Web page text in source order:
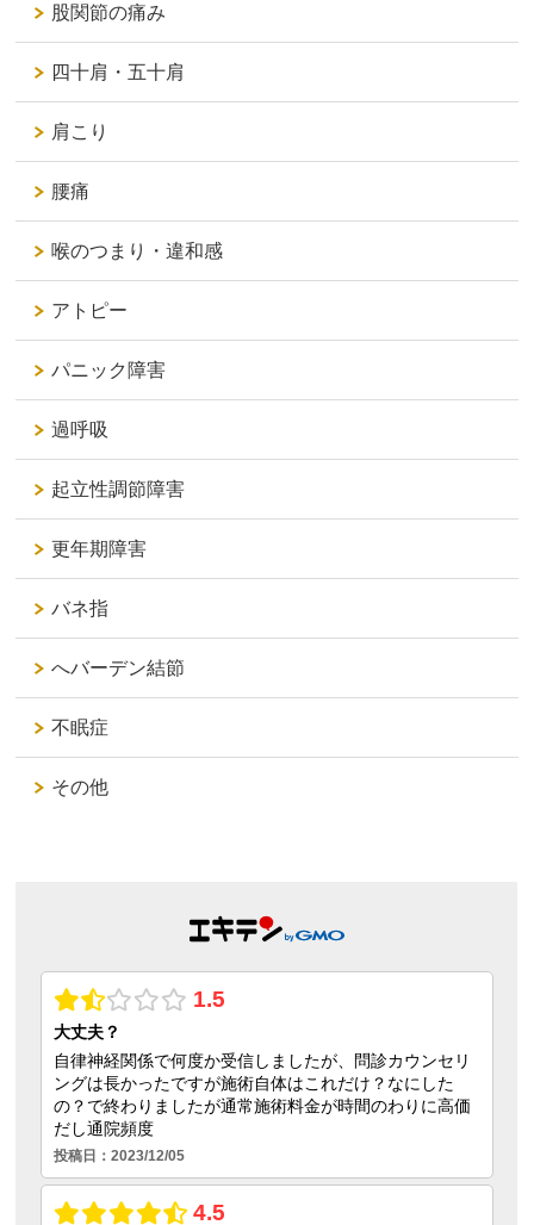
股関節の痛み
四十肩・五十肩
肩こり
腰痛
喉のつまり・違和感
アトピー
パニック障害
過呼吸
起立性調節障害
更年期障害
バネ指
へバーデン結節
不眠症
その他